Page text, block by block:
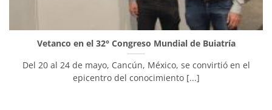
Vetanco en el 32° Congreso Mundial de Buiatría
Del 20 al 24 de mayo, Cancún, México, se convirtió en el
epicentro del conocimiento [...]